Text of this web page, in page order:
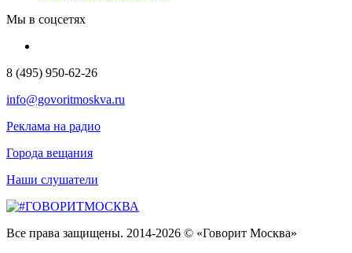
Мы в соцсетях
8 (495) 950-62-26
info@govoritmoskva.ru
Реклама на радио
Города вещания
Наши слушатели
Все права защищены. 2014-2026 © «Говорит Москва»